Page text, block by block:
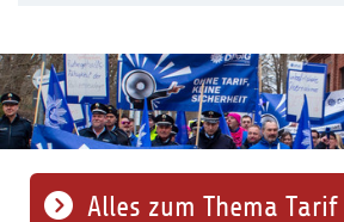
Alles zum Thema Tarif